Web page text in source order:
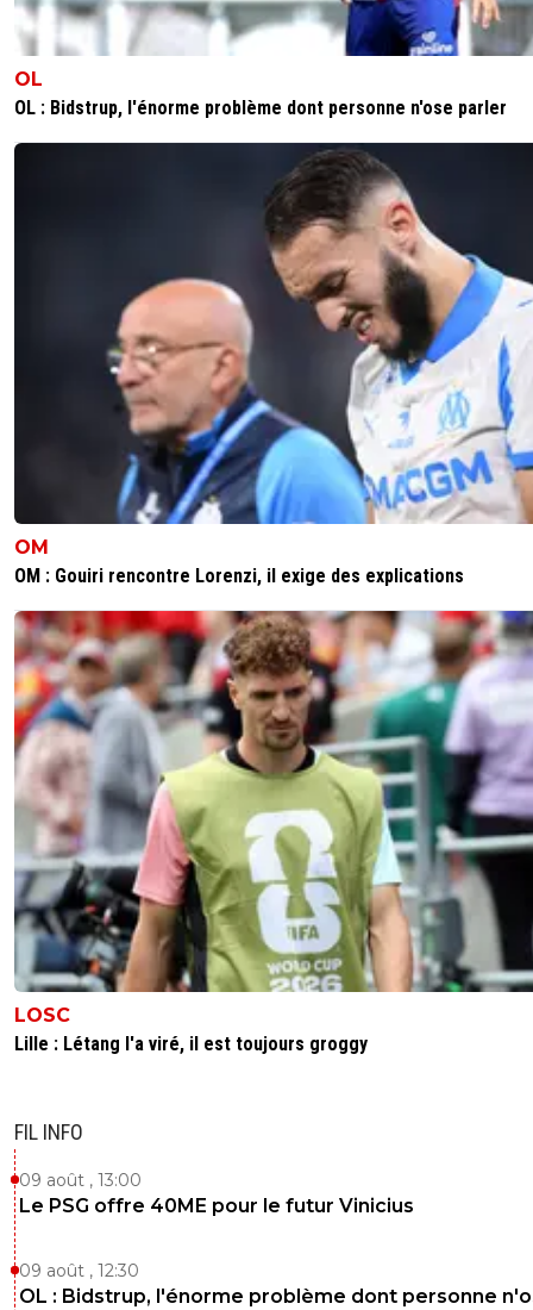
OL
OL : Bidstrup, l'énorme problème dont personne n'ose parler
OM
OM : Gouiri rencontre Lorenzi, il exige des explications
LOSC
Lille : Létang l'a viré, il est toujours groggy
FIL INFO
09 août , 13:00
Le PSG offre 40ME pour le futur Vinicius
09 août , 12:30
OL : Bidstrup, l'énorme problème dont personne